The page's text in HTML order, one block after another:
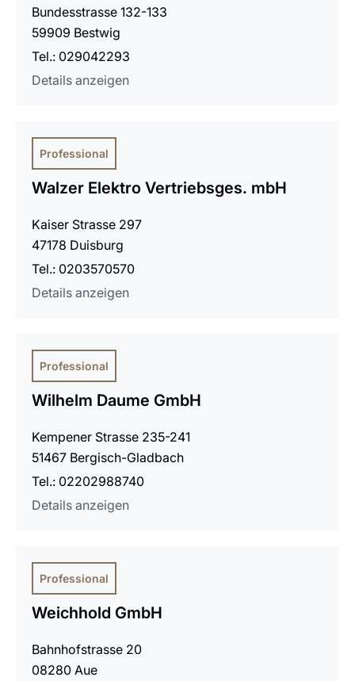
Bundesstrasse 132-133
59909 Bestwig
Tel.: 029042293
Details anzeigen
Professional
Walzer Elektro Vertriebsges. mbH
Kaiser Strasse 297
47178 Duisburg
Tel.: 0203570570
Details anzeigen
Professional
Wilhelm Daume GmbH
Kempener Strasse 235-241
51467 Bergisch-Gladbach
Tel.: 02202988740
Details anzeigen
Professional
Weichhold GmbH
Bahnhofstrasse 20
08280 Aue